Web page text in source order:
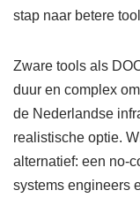
stap naar betere
Zware tools als
duur en complex
de Nederlandse
realistische optie.
alternatief: een no-
systems engineers